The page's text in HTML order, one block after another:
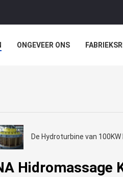
ONGEVEER ONS
De Hydroturbine van 100KW
Hidromassage